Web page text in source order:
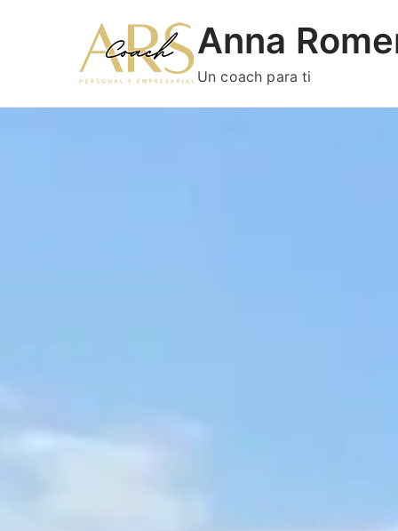
Anna
Un coach para ti